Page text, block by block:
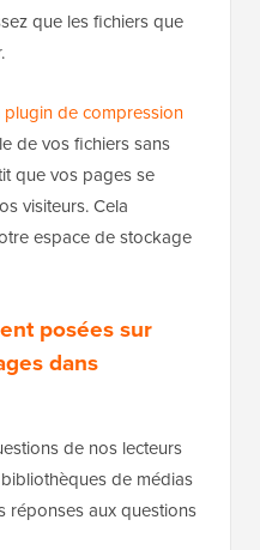
de nettoyage, vous
et des crédits de
plugin de compression
de vos fichiers sans
que vos pages se
visiteurs. Cela
posées sur
de nos lecteurs
de médias